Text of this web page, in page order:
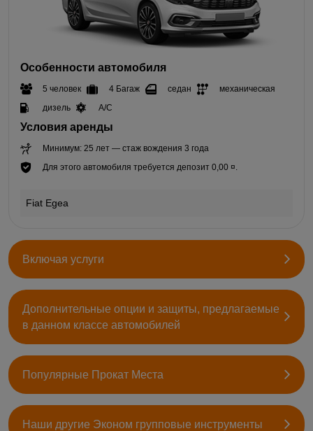
Особенности автомобиля
5 человек 4 Багаж седан
механическая
дизель
A/C
Условия аренды
Минимум: 25 лет — стаж вождения 3 года
Для этого автомобиля требуется депозит 0,00 ¤.
Fiat Egea
Включая услуги
Дополнительные опции и защиты, предлагаемые
в данном классе автомобилей
Популярные Прокат Места
Наши другие Эконом групповые инструменты